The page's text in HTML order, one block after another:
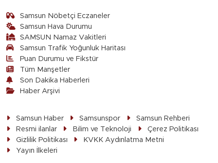
Samsun Nöbetçi Eczaneler
Samsun Hava Durumu
SAMSUN Namaz Vakitleri
Samsun Trafik Yoğunluk Haritası
Puan Durumu ve Fikstür
Tüm Manşetler
Son Dakika Haberleri
Haber Arşivi
Samsun Haber Samsunspor
Samsun Rehberi
Resmi ilanlar
Bilim ve Teknoloji
Çerez Politikası
Gizlilik Politikası
KVKK Aydınlatma Metni
Yayın İlkeleri